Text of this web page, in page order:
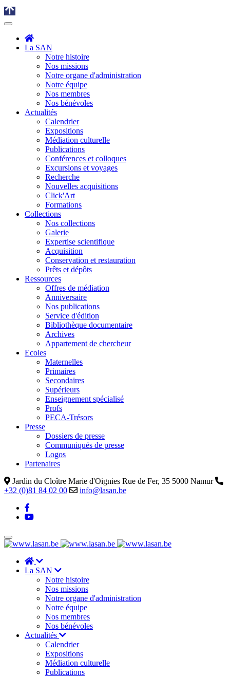
La SAN
Notre histoire
Nos missions
Notre organe d'administration
Notre équipe
Nos membres
Nos bénévoles
Actualités
Calendrier
Expositions
Médiation culturelle
Publications
Conférences et colloques
Excursions et voyages
Recherche
Nouvelles acquisitions
Click'Art
Formations
Collections
Nos collections
Galerie
Expertise scientifique
Acquisition
Conservation et restauration
Prêts et dépôts
Ressources
Offres de médiation
Anniversaire
Nos publications
Service d'édition
Bibliothèque documentaire
Archives
Appartement de chercheur
Ecoles
Maternelles
Primaires
Secondaires
Supérieurs
Enseignement spécialisé
Profs
PECA-Trésors
Presse
Dossiers de presse
Communiqués de presse
Logos
Partenaires
Jardin du Cloître Marie d'Oignies Rue de Fer, 35 5000 Namur
+32 (0)81 84 02 00
info@lasan.be
La SAN
Notre histoire
Nos missions
Notre organe d'administration
Notre équipe
Nos membres
Nos bénévoles
Actualités
Calendrier
Expositions
Médiation culturelle
Publications